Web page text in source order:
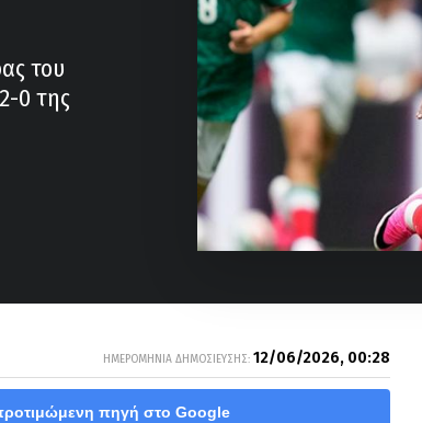
του
0 της
ΗΜΕΡΟΜΗΝΙΑ ΔΗΜΟΣΙΕΥΣΗΣ: 12/06/2026, 00:28
πηγή στο Google